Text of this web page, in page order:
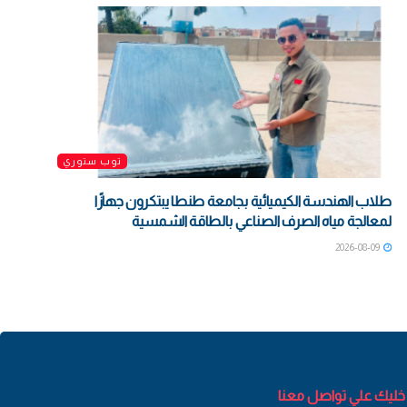
توب ستوري
طلاب الهندسة الكيميائية بجامعة طنطا يبتكرون جهازًا
لمعالجة مياه الصرف الصناعي بالطاقة الشمسية
2026-08-09
خليك علي تواصل معنا